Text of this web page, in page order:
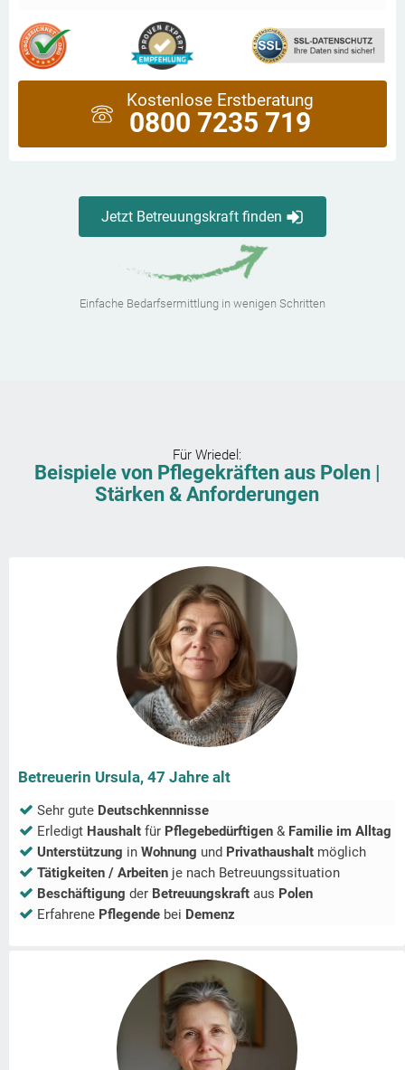
Kostenlose Erstberatung
0800 7235 719
Jetzt Betreuungskraft finden
Einfache Bedarfsermittlung in wenigen Schritten
Für Wriedel :
Beispiele von Pflegekräften aus Polen |
Stärken & Anforderungen
Betreuerin Ursula, 47 Jahre alt
Sehr gute Deutschkennnisse
Erledigt Haushalt für Pflegebedürftigen & Familie im Alltag
Unterstützung in Wohnung und Privathaushalt möglich
Tätigkeiten / Arbeiten je nach Betreuungssituation
Beschäftigung der Betreuungskraft aus Polen
Erfahrene Pflegende bei Demenz